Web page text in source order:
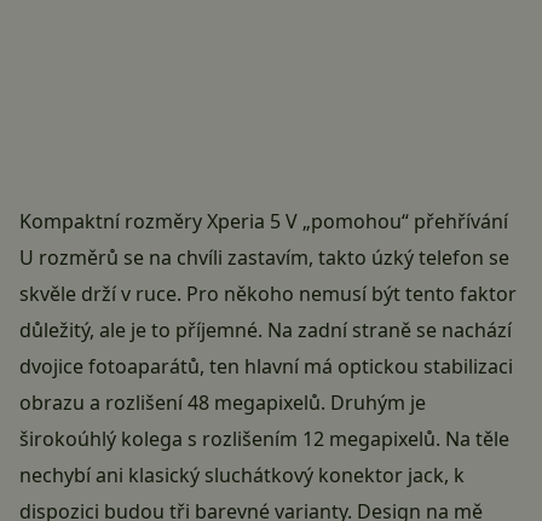
Kompaktní rozměry Xperia 5 V „pomohou“ přehřívání
U rozměrů se na chvíli zastavím, takto úzký telefon se
skvěle drží v ruce. Pro někoho nemusí být tento faktor
důležitý, ale je to příjemné. Na zadní straně se nachází
dvojice fotoaparátů, ten hlavní má optickou stabilizaci
obrazu a rozlišení 48 megapixelů. Druhým je
širokoúhlý kolega s rozlišením 12 megapixelů. Na těle
nechybí ani klasický sluchátkový konektor jack, k
dispozici budou tři barevné varianty. Design na mě